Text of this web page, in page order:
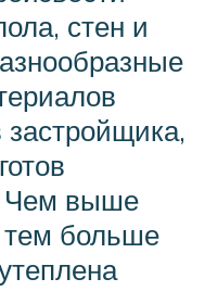
стен и
Чем выше
тем больше